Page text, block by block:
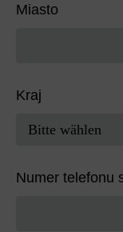
Miasto
Kraj
Numer telefonu